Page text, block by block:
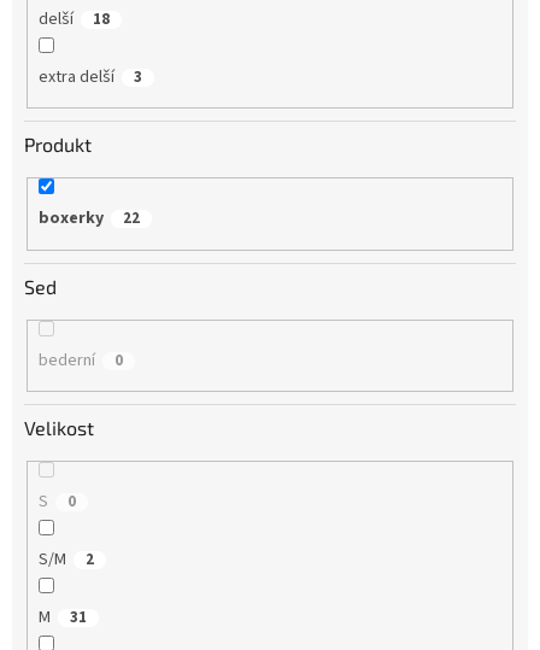
delší 18
extra delší 3
Produkt
boxerky 22
Sed
bederní 0
Velikost
S 0
S/M 2
M 31